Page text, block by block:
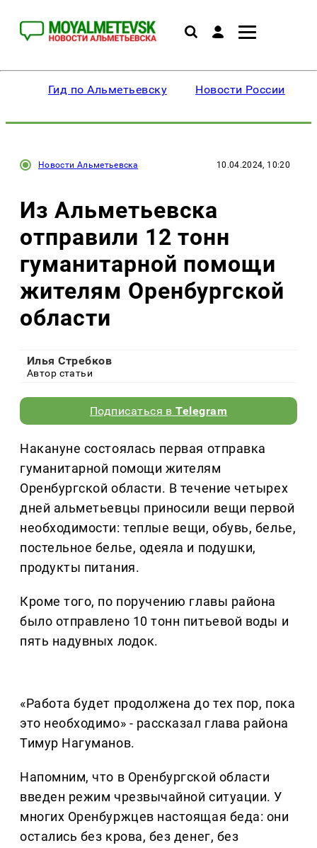
Гид по Альметьевску Новости России
Новости Альметьевска 10.04.2024, 10:20
Из Альметьевска
отправили 12 тонн
гуманитарной помощи
жителям Оренбургской
области
Илья Стребков
Автор статьи
Подписаться вTelegram
Накануне состоялась первая отправка
гуманитарной помощи жителям
Оренбургской области. В течение четырех
дней альметьевцы приносили вещи первой
необходимости: теплые вещи, обувь, белье,
постельное белье, одеяла и подушки,
продукты питания.
Кроме того, по поручению главы района
было отправлено 10 тонн питьевой воды и
пять надувных лодок.
«Работа будет продолжена до тех пор, пока
это необходимо» - рассказал глава района
Тимур Нагуманов.
Напомним, что в Оренбургской области
введен режим чрезвычайной ситуации. У
многих Оренбуржцев настоящая беда: они
остались без крова, без денег, без